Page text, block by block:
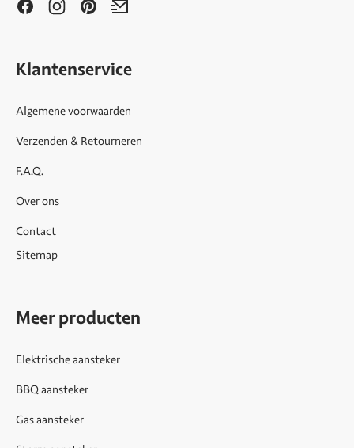
Klantenservice
Algemene voorwaarden
Verzenden & Retourneren
F.A.Q.
Over ons
Contact
Sitemap
Meer producten
Elektrische aansteker
BBQ aansteker
Gas aansteker